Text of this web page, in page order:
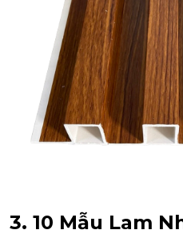
3. 10 Mẫu Lam